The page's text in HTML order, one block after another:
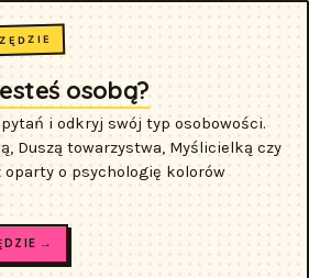
osobą?
pytań i odkryj swój typ osobowości.
Duszą towarzystwa, Myślicielką czy
oparty o psychologię kolorów
→